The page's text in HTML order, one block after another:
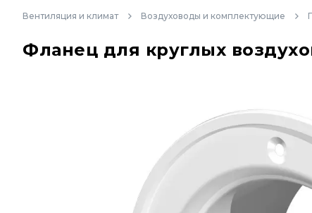
Вентиляция и климат Воздуховоды и комплектующие
Фланец для круглых